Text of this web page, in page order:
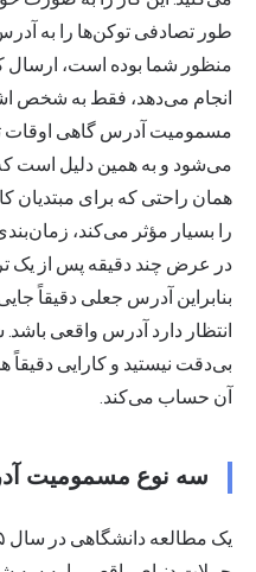
طور تصادفی توکن‌ها را به
منظور شما بوده است، ارسال
انجام می‌دهد، فقط به شخص
مسمومیت آدرس گاهی اوقات
می‌شود و به همین دلیل است که
همان راحتی که برای مبتدیان
را بسیار مؤثر می‌کند،
در عرض چند دقیقه پس از یک
بنابراین آدرس جعلی دقیقاً
انتظار دارد آدرس واقعی باشد.
بی‌دقت نیستید و کارایی
آن حساب می‌کند.
سه نوع مسمومیت
یک مطالعه دانشگاهی در سال ۲۰۲۵ از دانشگاه کارنگی ملون،